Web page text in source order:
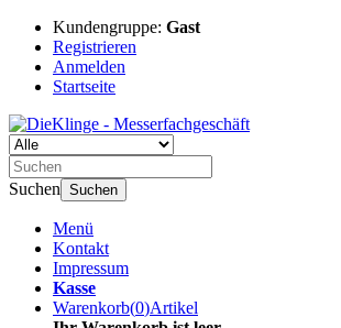
Kundengruppe: Gast
Registrieren
Anmelden
Startseite
Suchen Suchen
Menü
Kontakt
Impressum
Kasse
Warenkorb(0)Artikel